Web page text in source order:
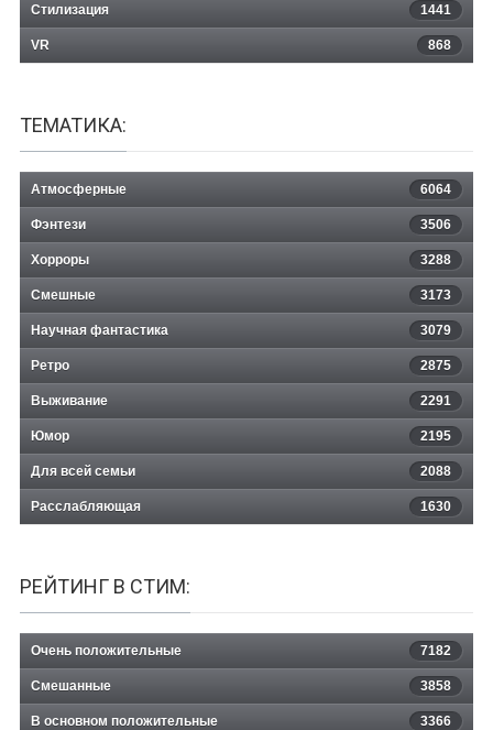
Стилизация 1441
VR 868
ТЕМАТИКА:
Атмосферные 6064
Фэнтези 3506
Хорроры 3288
Смешные 3173
Научная фантастика 3079
Ретро 2875
Выживание 2291
Юмор 2195
Для всей семьи 2088
Расслабляющая 1630
РЕЙТИНГ В СТИМ:
Очень положительные 7182
Смешанные 3858
В основном положительные 3366